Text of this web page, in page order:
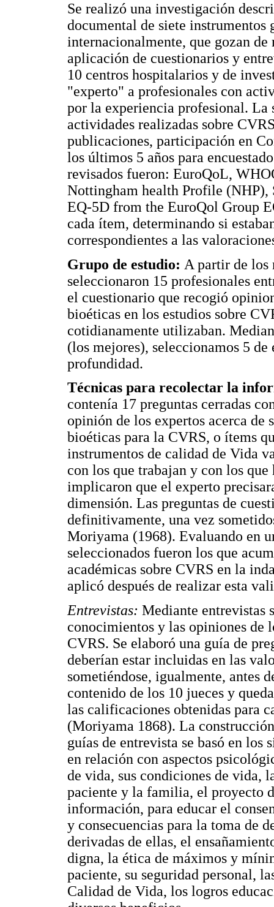
Se realizó una investigación
documental de siete
internacionalmente, que gozan
aplicación de cuestionarios y
10 centros hospitalarios y de
"experto" a profesionales con
por la experiencia profesional. La
actividades realizadas sobre
publicaciones, participación en
los últimos 5 años para
revisados fueron: EuroQoL,
Nottingham health Profile (NHP),
EQ-5D from the EuroQol Group
cada ítem, determinando si
correspondientes a las
Grupo de estudio: A partir de los
seleccionaron 15 profesionales
el cuestionario que recogió
bioéticas en los estudios sobre
cotidianamente utilizaban.
(los mejores), seleccionamos 5 de
profundidad.
Técnicas para recolectar la
contenía 17 preguntas cerradas
opinión de los expertos acerca de
bioéticas para la CVRS, o ítems
instrumentos de calidad de Vida
con los que trabajan y con los
implicaron que el experto
dimensión. Las preguntas de
definitivamente, una vez
Moriyama (1968). Evaluando en
seleccionados fueron los que
académicas sobre CVRS en la
aplicó después de realizar esta
Entrevistas: Mediante entrevistas
conocimientos y las opiniones de
CVRS. Se elaboró una guía de
deberían estar incluidas en las
sometiéndose, igualmente, antes
contenido de los 10 jueces y
las calificaciones obtenidas para
(Moriyama 1868). La
guías de entrevista se basó en los
en relación con aspectos
de vida, sus condiciones de vida,
paciente y la familia, el proyecto
información, para educar el
y consecuencias para la toma de
derivadas de ellas, el
digna, la ética de máximos y
paciente, su seguridad personal,
Calidad de Vida, los logros